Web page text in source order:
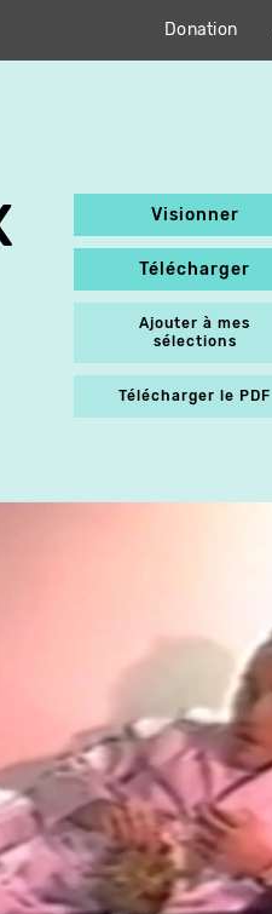
Donation
Visionner
Télécharger
Ajouter à mes
sélections
Télécharger le PDF